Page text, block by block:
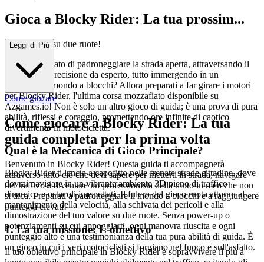
Gioca a Blocky Rider: La tua prossim...
a ossessione su due ruote!
Hai mai sognato di padroneggiare la strada aperta, attraversando il
traffico con precisione da esperto, tutto immergendo in un
affascinante mondo a blocchi? Allora preparati a far girare i motori
per Blocky Rider, l'ultima corsa mozzafiato disponibile su
Azgames.io! Non è solo un altro gioco di guida; è una prova di pura
abilità, riflessi e coraggio, promettendo ore infinite di caotico
divertimento in motocicletta.
Qual è la Meccanica di Gioco Principale?
Blocky Rider ti lancia a capofitto nelle frenate strade cittadine, dove
dovrai navigare in un vibrante ambiente 3D pieno di traffico
dinamico e ostacoli inaspettati. Il fulcro del gioco ruota attorno al
mantenimento della velocità, alla schivata dei pericoli e alla
dimostrazione del tuo valore su due ruote. Senza power-up o
potenziamenti su cui appoggiarti, ogni manovra riuscita e ogni
punteggio alto è una testimonianza della tua pura abilità di guida. È
un gioco in cui i veri motociclisti si forgiano nel fuoco e sull'asfalto.
Leggi di Più
Come giocare
Come giocare a Blocky Rider: La tua
guida completa per la prima volta
Benvenuto in Blocky Rider! Questa guida ti accompagnerà
attraverso tutto ciò che devi sapere per metterti in strada, navigare
nel traffico e diventare un professionista della moto in men che non
si dica. Preparati a padroneggiare il mondo a blocchi e a raggiungere
punteggi elevati!
1. La tua missione: L'obiettivo
Il tuo obiettivo principale in Blocky Rider è sopravvivere il più a